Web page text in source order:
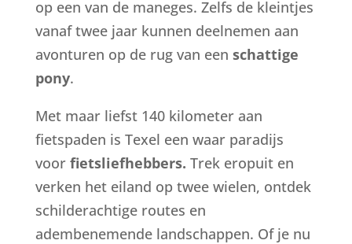
op een van de maneges. Zelfs de kleintjes
vanaf twee jaar kunnen deelnemen aan
avonturen op de rug van een schattige
pony.
Met maar liefst 140 kilometer aan
fietspaden is Texel een waar paradijs
voor fietsliefhebbers. Trek eropuit en
verken het eiland op twee wielen, ontdek
schilderachtige routes en
adembenemende landschappen. Of je nu